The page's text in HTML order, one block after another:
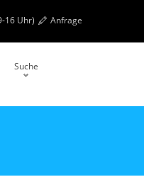
16 Uhr) Anfrage
Suche